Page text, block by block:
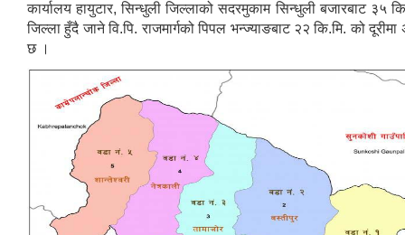
कार्यालय हायुटार, सिन्धुली जिल्लाको सदरमुकाम सिन्धुली बजारबाट ३५
जिल्ला हुँदै जाने वि.पि. राजमार्गको पिपल भन्ज्याङबाट २२ कि.मि. को
छ ।